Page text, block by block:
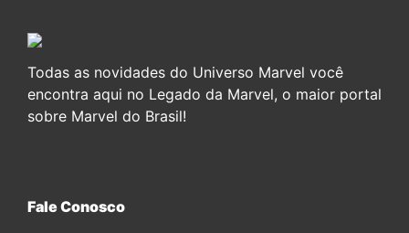
Todas as novidades do Universo Marvel você
encontra aqui no Legado da Marvel, o maior portal
sobre Marvel do Brasil!
Fale Conosco